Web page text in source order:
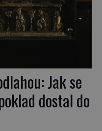
Jak se
dostal do